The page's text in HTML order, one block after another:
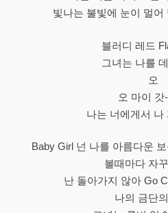
빛나는 불빛에 눈이 멀어
블러디 레드
그녀는 나를
오
오 마이 갓
나는 너에게서 나
Baby Girl 넌 나를 아름다운
볼때마다 자
난 돌아가지 않아 Go
나의 금단